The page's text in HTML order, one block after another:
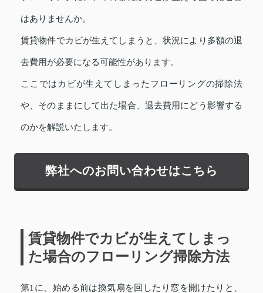
はありませんか。
賃貸物件でカビが生えてしまうと、状況により多額の退
去費用が必要になる可能性があります。
ここではカビが生えてしまったフローリングの掃除法
や、そのままにして出た場合、退去費用にどう影響する
のかを解説いたします。
弊社へのお問い合わせはこちら
賃貸物件でカビが生えてしまっ
た場合のフローリング掃除方法
第1に、始める前は換気扇を回したり窓を開けたりと、